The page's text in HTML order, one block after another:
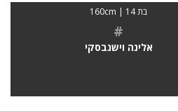
בת 14 | 160cm
#
אלינה וישנבסקי